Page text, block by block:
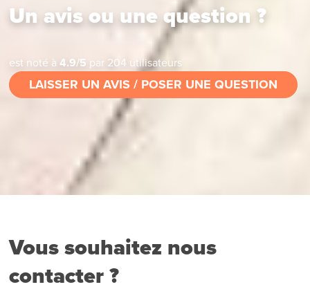
Un avis ou une question ?
est noté à4.9/5 par 204 utilisateurs
LAISSER UN AVIS / POSER UNE QUESTION
Vous souhaitez nous
contacter ?